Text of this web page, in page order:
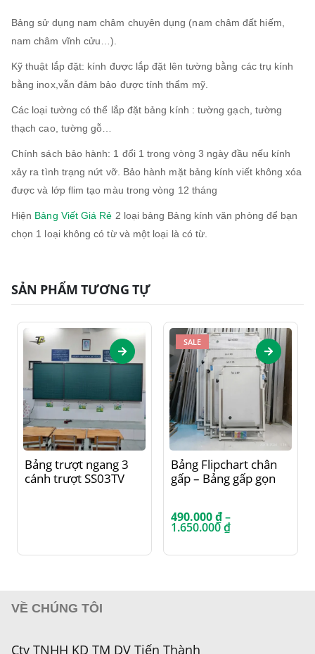
Bảng sử dụng nam châm chuyên dụng (nam châm đất hiếm,
nam châm vĩnh cửu…).
Kỹ thuật lắp đặt: kính được lắp đặt lên tường bằng các trụ kính
bằng inox,vẫn đảm bảo được tính thẩm mỹ.
Các loại tường có thể lắp đặt bảng kính : tường gạch, tường
thạch cao, tường gỗ…
Chính sách bảo hành: 1 đổi 1 trong vòng 3 ngày đầu nếu kính
xảy ra tình trạng nứt vỡ. Bảo hành mặt bảng kính viết không xóa
được và lớp flim tạo màu trong vòng 12 tháng
Hiện Bảng Viết Giá Rẻ 2 loại bảng Bảng kính văn phòng để bạn
chọn 1 loại không có từ và một loại là có từ.
SẢN PHẨM TƯƠNG TỰ
Bảng trượt ngang 3
cánh trượt SS03TV
SALE
Sản phẩm này có nhiều biến thể. Các tùy chọn có thể được chọn trên trang sản phẩm
Bảng Flipchart chân
gấp – Bảng gấp gọn
490.000₫–
1.650.000₫Khoảng
490.000 ₫
VỀ CHÚNG TÔI
Cty TNHH KD TM DV Tiến Thành